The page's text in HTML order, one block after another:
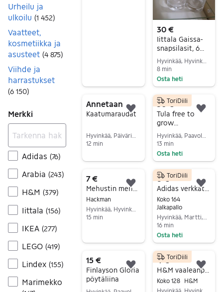
Urheilu ja
ulkoilu (1 452)
Vaatteet,
kosmetiikka ja
asusteet (4 875)
Viihde ja
harrastukset
(6 150)
Merkki
Adidas (76)
Arabia (243)
H&M (379)
Iittala (156)
IKEA (277)
LEGO (419)
Lindex (155)
Marimekko
30 €
Iittala Gaissa-
snapsilasit, 6
kpl,
virheettömät
Hyvinkää, Hyvinkää Keskus, Uusimaa
8 min
Osta heti
Annetaan
Kaatumaraudat
12 min
Lisää suosikiksi.
50 €
Tula free to
grow
kantoreppu
13 min
Osta heti
ToriDiili
7 €
Hackman
15 min
Lisää suosikiksi.
8 €
Koko 164
Jalkapallo
16 min
Osta heti
ToriDiili
15 €
Finlayson Gloria
pöytäliina
Lisää suosikiksi.
4 €
H&M vaaleanpunaiset housut 128cm
Koko 128
H&M
Hyvinkää, Hyvinkäänkylä-Vehkoja, Uusimaa
ToriDiili